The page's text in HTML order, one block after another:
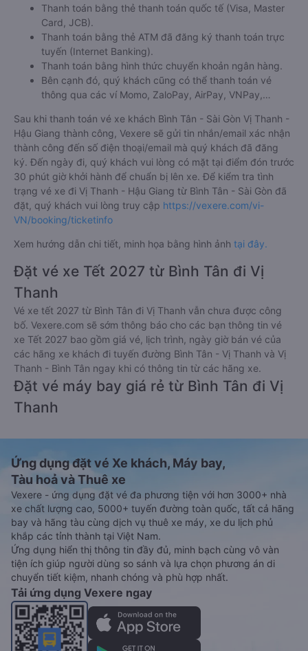
Thanh toán bằng thẻ thanh toán quốc tế (Visa, Master
Card, JCB).
Thanh toán bằng thẻ ATM đã đăng ký thanh toán trực
tuyến (Internet Banking).
Thanh toán bằng hình thức chuyển khoản ngân hàng.
Bên cạnh đó, quý khách cũng có thể thanh toán vé
thông qua các ví Momo, ZaloPay, AirPay, VNPay,…
Sau khi thanh toán vé xe khách Bình Tân - Sài Gòn Vị Thanh -
Hậu Giang thành công, Vexere sẽ gửi tin nhắn/email xác nhận
thành công đến số điện thoại/email mà quý khách đã đăng
ký. Đến ngày đi, quý khách vui lòng có mặt tại điểm đón trước
30 phút giờ khởi hành để chuẩn bị lên xe. Để kiểm tra tình
trạng vé xe đi Vị Thanh - Hậu Giang từ Bình Tân - Sài Gòn đã
đặt, quý khách vui lòng truy cập https://vexere.com/vi-
VN/booking/ticketinfo
Xem hướng dẫn chi tiết, minh họa bằng hình ảnh tại đây.
Đặt vé xe Tết 2027 từ Bình Tân đi Vị
Thanh
Vé xe tết 2027 từ Bình Tân đi Vị Thanh vẫn chưa được công
bố. Vexere.com sẽ sớm thông báo cho các bạn thông tin vé
xe Tết 2027 bao gồm giá vé, lịch trình, ngày giờ bán vé của
các hãng xe khách đi tuyến đường Bình Tân - Vị Thanh và Vị
Thanh - Bình Tân ngay khi có thông tin từ các hãng xe.
Đặt vé máy bay giá rẻ từ Bình Tân đi Vị
Thanh
Ứng dụng đặt vé Xe khách, Máy bay,
Tàu hoả và Thuê xe
Vexere - ứng dụng đặt vé đa phương tiện với hơn 3000+ nhà
xe chất lượng cao, 5000+ tuyến đường toàn quốc, tất cả hãng
bay và hãng tàu cùng dịch vụ thuê xe máy, xe du lịch phủ
khắp các tỉnh thành tại Việt Nam.
Ứng dụng hiển thị thông tin đầy đủ, minh bạch cùng vô vàn
tiện ích giúp người dùng so sánh và lựa chọn phương án di
chuyển tiết kiệm, nhanh chóng và phù hợp nhất.
Tải ứng dụng Vexere ngay